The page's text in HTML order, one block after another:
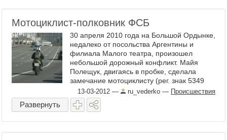
Мотоциклист-полковник ФСБ
30 апреля 2010 года на Большой Ордынке,
недалеко от посольства Аргентины и
филиала Малого театра, произошел
небольшой дорожный конфликт. Майя
Полещук, двигаясь в пробке, сделала
замечание мотоциклисту (рег. знак 5349
АН 50), побоявшись, что он ...
13-03-2012 — ru_vederko — Происшествия
Развернуть